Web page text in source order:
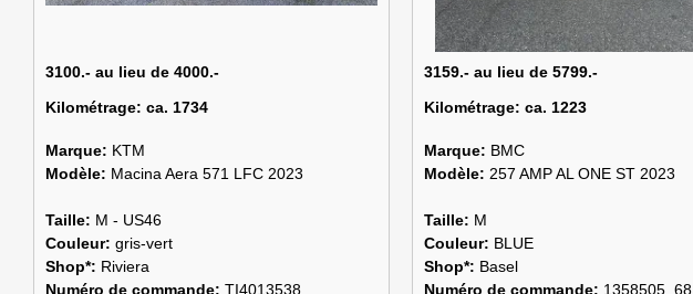
3100.- au lieu de 4000.-
Kilométrage: ca. 1734
Marque: KTM
Modèle: Macina Aera 571 LFC 2023
Taille: M - US46
Couleur: gris-vert
Shop*: Riviera
Numéro de commande: TI4013538
3159.- au lieu de 5799.-
Kilométrage: ca. 1223
Marque: BMC
Modèle: 257 AMP AL ONE ST 2023
Taille: M
Couleur: BLUE
Shop*: Basel
Numéro de commande: 1358505_68